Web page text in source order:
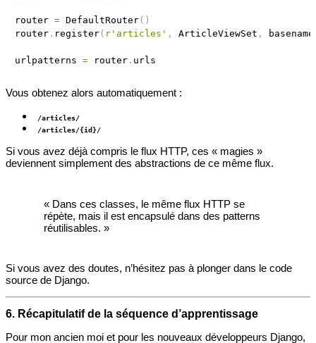
router = DefaultRouter( )
router. register( r'articles' , ArticleViewSet , basename
urlpatterns = router.
Vous obtenez alors automatiquement :
/articles/
/articles/{id}/
Si vous avez déjà compris le flux HTTP, ces « magies »
deviennent simplement des abstractions de ce même flux.
« Dans ces classes, le même flux HTTP se
répète, mais il est encapsulé dans des patterns
réutilisables. »
Si vous avez des doutes, n’hésitez pas à plonger dans le code
source de Django.
6. Récapitulatif de la séquence d’apprentissage
Pour mon ancien moi et pour les nouveaux développeurs Django,